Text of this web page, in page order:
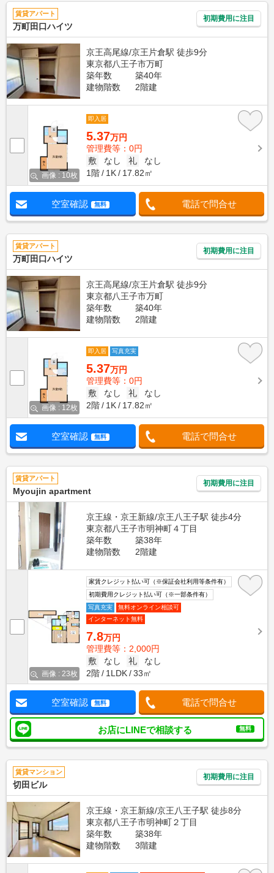
賃貸アパート
万町田口ハイツ
初期費用に注目
京王高尾線/京王片倉駅 徒歩9分
東京都八王子市万町
築年数
築40年
建物階数
2階建
画像 : 10枚
即入居
5.37万円
管理費等：0円
敷
なし 礼
なし
1階
1K 17.82㎡
空室確認 無料 電話で問合せ
賃貸アパート
万町田口ハイツ
初期費用に注目
京王高尾線/京王片倉駅 徒歩9分
東京都八王子市万町
築年数
築40年
建物階数
2階建
画像 : 12枚
即入居 写真充実
5.37万円
管理費等：0円
敷
なし 礼
なし
2階
1K 17.82㎡
空室確認 無料 電話で問合せ
賃貸アパート
Myoujin apartment
初期費用に注目
京王線・京王新線/京王八王子駅 徒歩4分
東京都八王子市明神町４丁目
築年数
築38年
建物階数
2階建
画像 : 23枚
家賃クレジット払い可（※保証会社利用等条件有）
初期費用クレジット払い可（※一部条件有）
写真充実
無料オンライン相談可
インターネット無料
7.8万円
管理費等：2,000円
敷
なし 礼
なし
2階
1LDK 33㎡
空室確認 無料 電話で問合せ
お店にLINEで相談する 無料
賃貸マンション
切田ビル
初期費用に注目
京王線・京王新線/京王八王子駅 徒歩8分
東京都八王子市明神町２丁目
築年数
築38年
建物階数
3階建